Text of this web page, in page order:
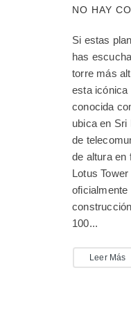
NO HAY
Si estas
has
torre más
esta icónica
conocida
ubica en Sri
de
de altura en
Lotus
oficialmente
100...
Leer Más